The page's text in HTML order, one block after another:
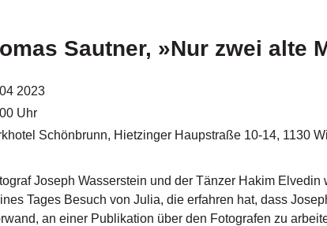
Sautner, »Nur zwei alte
2023
Uhr
Schönbrunn, Hietzinger Haupstraße 10-14, 1130
Joseph Wasserstein und der Tänzer Hakim
Tages Besuch von Julia, die erfahren hat, dass
an einer Publikation über den Fotografen zu